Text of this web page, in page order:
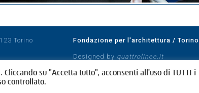
Torino
Fondazione per l'architettura / Torino
Designed by quattrolinee.it
su "Accetta tutto", acconsenti all'uso di TUTTI i
controllato.